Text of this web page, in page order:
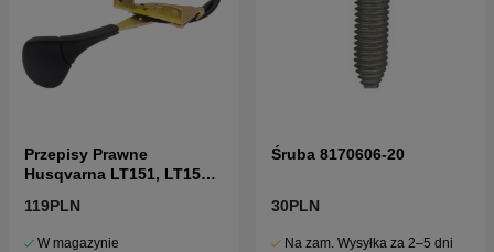
Przepisy Prawne
Husqvarna LT151, LT152,
119PLN
W magazynie
Śruba 8170606-20
30PLN
Na zam. Wysyłka za 2–5 dni